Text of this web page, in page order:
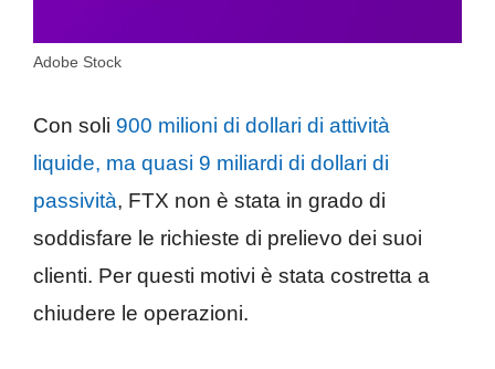
Adobe Stock
Con soli 900 milioni di dollari di attività
liquide, ma quasi 9 miliardi di dollari di
passività, FTX non è stata in grado di
soddisfare le richieste di prelievo dei suoi
clienti. Per questi motivi è stata costretta a
chiudere le operazioni.